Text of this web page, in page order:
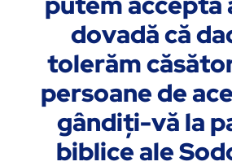
dovadă că
tolerăm
persoane de
gândiţi-vă la
biblice ale